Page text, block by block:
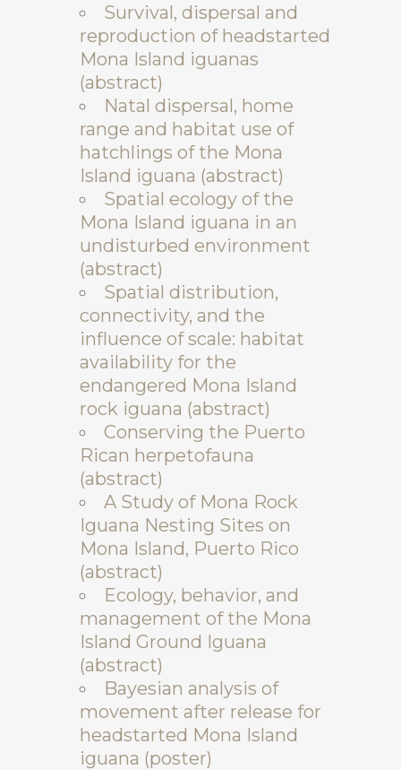
Survival, dispersal and
reproduction of headstarted
Mona Island iguanas
(abstract)
Natal dispersal, home
range and habitat use of
hatchlings of the Mona
Island iguana (abstract)
Spatial ecology of the
Mona Island iguana in an
undisturbed environment
(abstract)
Spatial distribution,
connectivity, and the
influence of scale: habitat
availability for the
endangered Mona Island
rock iguana (abstract)
Conserving the Puerto
Rican herpetofauna
(abstract)
A Study of Mona Rock
Iguana Nesting Sites on
Mona Island, Puerto Rico
(abstract)
Ecology, behavior, and
management of the Mona
Island Ground Iguana
(abstract)
Bayesian analysis of
movement after release for
headstarted Mona Island
iguana (poster)